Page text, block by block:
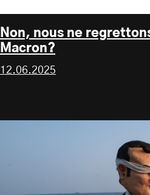
Non, nous ne
Macron?
12.06.2025